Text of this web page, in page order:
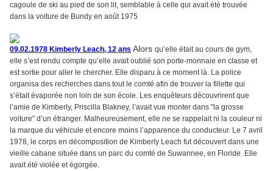
cagoule de ski au pied de son lit, semblable à celle qui avait été trouvée
dans la voiture de Bundy en août 1975
09.02.1978 Kimberly Leach, 12 ans Alors qu’elle était au cours de gym,
elle s’est rendu compte qu’elle avait oublié son porte-monnaie en classe et
est sortie pour aller le chercher. Elle disparu à ce moment là. La police
organisa des recherches dans tout le comté afin de trouver la fillette qui
s’était évaporée non loin de son école. Les enquêteurs découvrirent que
l’amie de Kimberly, Priscilla Blakney, l’avait vue monter dans "la grosse
voiture" d’un étranger. Malheureusement, elle ne se rappelait ni la couleur ni
la marque du véhicule et encore moins l’apparence du conducteur. Le 7 avril
1978, le corps en décomposition de Kimberly Leach fut découvert dans une
vieille cabane située dans un parc du comté de Suwannee, en Floride. Elle
avait été violée et égorgée.